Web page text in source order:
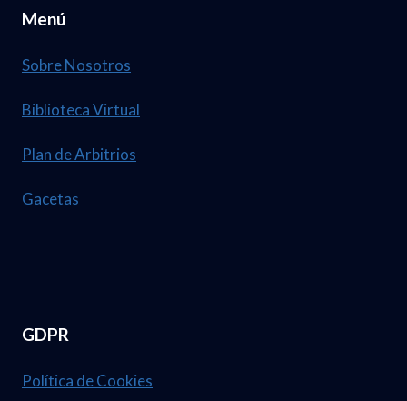
Menú
Sobre Nosotros
Biblioteca Virtual
Plan de Arbitrios
Gacetas
GDPR
Política de Cookies